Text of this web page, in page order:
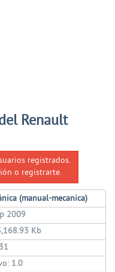
Renault
registrados.
o registrarte.
(manual-mecanica)
2009
Kb
1.0